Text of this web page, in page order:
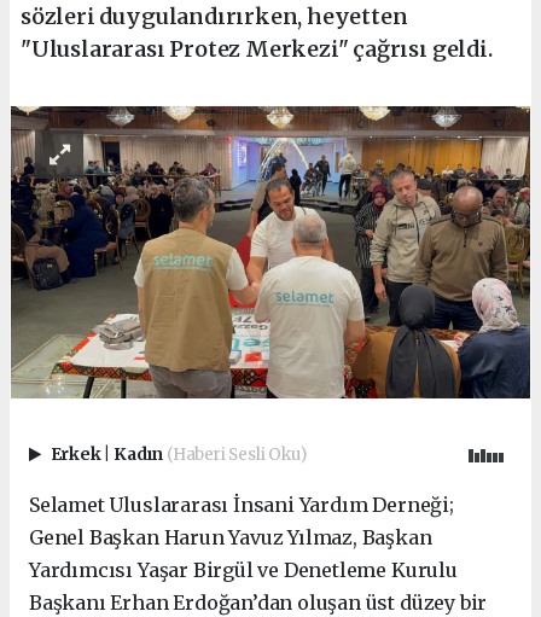
sözleri duygulandırırken, heyetten
"Uluslararası Protez Merkezi" çağrısı geldi.
Erkek Kadın (Haberi Sesli Oku)
Selamet Uluslararası İnsani Yardım Derneği;
Genel Başkan Harun Yavuz Yılmaz, Başkan
Yardımcısı Yaşar Birgül ve Denetleme Kurulu
Başkanı Erhan Erdoğan’dan oluşan üst düzey bir